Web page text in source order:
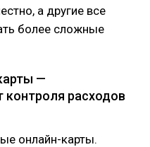
а другие все
более сложные
—
контроля расходов
онлайн-карты.